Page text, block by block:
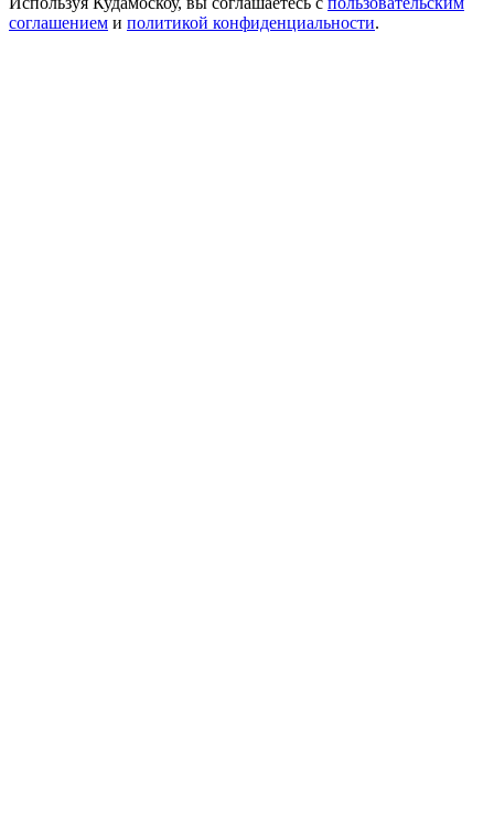
соглашением и политикой конфиденциальности.